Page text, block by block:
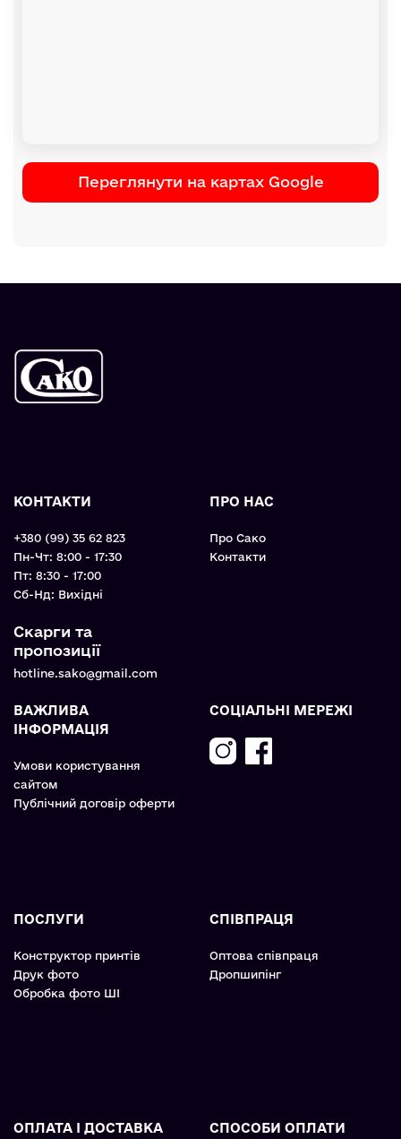
Переглянути на картах Google
КОНТАКТИ
+380 (99) 35 62 823
Пн-Чт: 8:00 - 17:30
Пт: 8:30 - 17:00
Cб-Нд: Вихідні
Скарги та
пропозиції
hotline.sako@gmail.com
ПРО НАС
Про Сако
Контакти
ВАЖЛИВА
ІНФОРМАЦІЯ
Умови користування
сайтом
Публічний договір оферти
СОЦІАЛЬНІ МЕРЕЖІ
ПОСЛУГИ
Конструктор принтів
Друк фото
Обробка фото ШІ
СПІВПРАЦЯ
Оптова співпраця
Дропшипінг
ОПЛАТА І ДОСТАВКА СПОСОБИ ОПЛАТИ